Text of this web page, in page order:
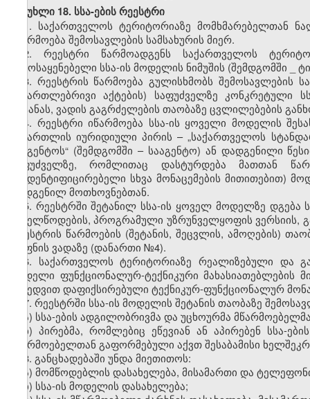
მუხლი 18. სსა-ების რეესტრი
1. საქართველოს ტერიტორიაზე მომხმარებელთან
იწარმოება შემოსავლების სამსახურის მიერ.
2.რეესტრი წარმოადგენს საქართველოს
გამოსაყენებელი სსა-ის მოდელის ნიმუშის (შემდგომში
3. რეესტრის წარმოება გულისხმობს შემოსავლების
სამართლებრივი აქტების) საფუძველზე კონკრეტული
შეტანას, ვადის გაგრძელების თაობაზე ცვლილებების
4. რეესტრი იწარმოება სსა-ის ყოველი მოდელის
სამართლის იურიდიული პირის – „საქართველოს
სააგენტოს“ (შემდგომში – სააგენტო) ან დადგენილი
საფუძველზე, რომლითაც დასტურდება მათთან
მაიდენტიფიცირებელი სხვა მონაცემების მითითებით)
დადგენილ მოთხოვნებთან.
5. რეესტრში შეტანილ სსა-ის ყოველ მოდელზე დგება
სახელწოდების, პროგრამული უზრუნველყოფის ვერსიის,
რეესტრის წარმოების (შეტანის, შეცვლის, ამოღების)
ყოფნის ვადაზე (დანართი №4).
6. საქართველოს ტერიტორიაზე რეალიზებული და
მოდელი ფუნქციონალურ-ტექნიკური მახასიათებლების
მიხედვით დაფიქსირებული ტექნიკურ-ფუნქციონალურ
7. რეესტრში სსა-ის მოდელის შეტანის თაობაზე
ა) სსა-ების ადგილობრივმა და უცხოურმა
ბ) პირებმა, რომლებიც ეწევიან ან აპირებენ სსა-
მწარმოებელთან გაფორმებული აქვთ შესაბამისი
8. განცხადებაში უნდა მიეთითოს:
ა) მომწოდებლის დასახელება, მისამართი და
ბ) სსა-ის მოდელის დასახელება;